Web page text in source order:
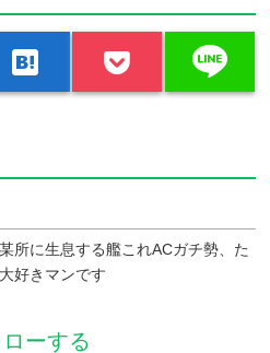
hatenabookmark line
所に生息する艦これACガチ勢、た
好きマンです
ーする